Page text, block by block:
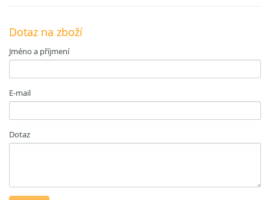
Dotaz na zboží
Jméno a příjmení
E-mail
Dotaz